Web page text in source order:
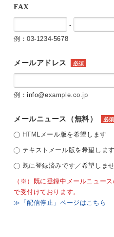
FAX
-
例：03-1234-5678
メールアドレス 必須
例：info@example.co.jp
メールニュース（無料） 必須
HTMLメール版を希望します
テキストメール版を希望します
既に登録済みです／希望しま
（※）既に登録中メールニュー
で受付けております。
≫「配信停止」ページはこちら